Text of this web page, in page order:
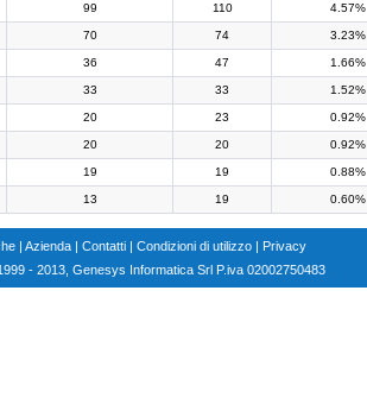
99 110 4.57%
70 74 3.23%
36 47 1.66%
33 33 1.52%
20 23 0.92%
20 20 0.92%
19 19 0.88%
13 19 0.60%
| Azienda| Contatti| Condizioni di utilizzo| Privacy
- 2013, Genesys Informatica Srl P.iva 02002750483